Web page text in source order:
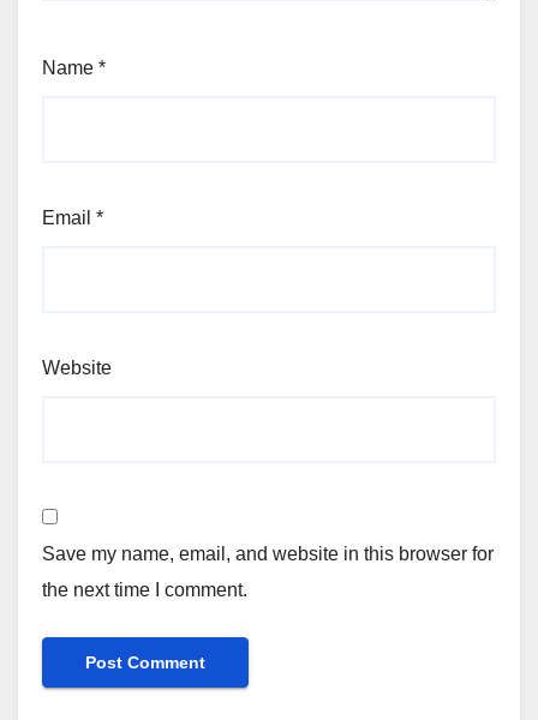
Name *
Email *
Website
Save my name, email, and website in this browser for
the next time I comment.